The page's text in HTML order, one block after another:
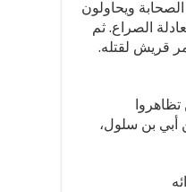
ويحاولون
الصراع. ثم
قريش لقتله.
أبي بن سلول،